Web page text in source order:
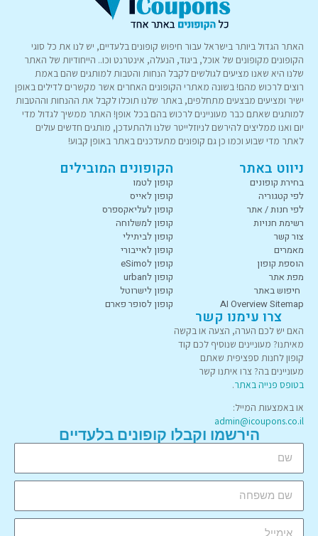
האתר הגדול ביותר בישראל עבור חיפוש קופונים בלעדיים, יש לנו את כל סוגי
הקופונים מקופונים של אוכל, ביגוד, הנעלה, אינטרנט וכו.. הייחודיות של האתר
שלנו היא שאנו מציעים לגולשים לקבל הנחות והטבות למותגים שהם באמת
רוצים לרכוש מהם! בשונה מאתרי הקופונים האחרים אשר מקשרים לדילים באופן
ישיר ומציעים מבצעים מתחלפים, באתר שלנו תוכלו לקבל את ההנחות וההטבות
למותגים שאתם כבר מעוניינים לרכוש בהם בכל אופן! האתר ממשיך לגדול מדי
יום ואנו ממליצים להירשם לניוזלייטר שלנו ולהתעדכן, מותגים חדשים עולים
לאתר מדי שבוע וכמו כן גם קופונים מתעדכנים באתר באופן קבוע!
ניווט באתר
בחירת קופונים
לפי קטגוריה
לפי חנות / אתר
רשימת חנויות
צור קשר
מאמרים
הוספת קופון
מפת אתר
חיפוש באתר
AI Overview Sitemap
הקופונים המובילים
קופון לטמו
קופון לאייס
קופון לעליאקספרס
קופון למשלוחה
קופון לביתילי
קופון לאייבורי
קופון לeSimo
קופון לurban
קופון לישרוטל
קופון לסופר פארם
צרו עימנו קשר
האם יש לכם הערה, הצעה או בקשה
מאיתנו? מעוניינים שנוסיף לכם קוד
קופון לחנות ספציפית שאתם
מעוניינים בה? צרו איתנו קשר
בטופס פנייה באתר.
או באמצעות המייל:
admin@icoupons.co.il
הירשמו וקבלו קופונים בלעדיים